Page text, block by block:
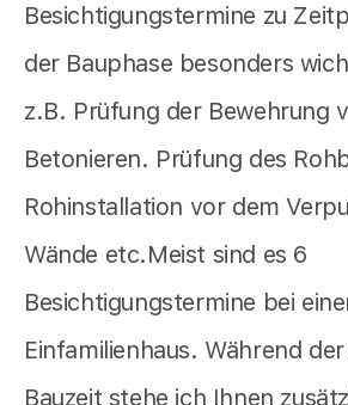
Besichtigungstermine zu
der Bauphase besonders
z.B. Prüfung der Bewehrung
Betonieren. Prüfung des
Rohinstallation vor dem
Wände etc.Meist sind es 6
Besichtigungstermine bei
Einfamilienhaus. Während
Bauzeit stehe ich Ihnen